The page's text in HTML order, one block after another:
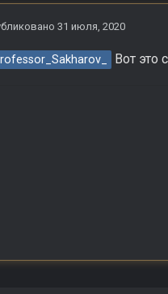
31 июля, 2020
Вот это